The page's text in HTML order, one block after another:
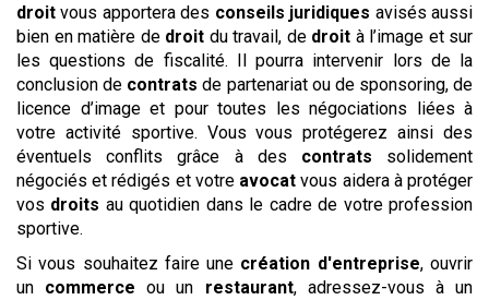
droit vous apportera des conseils juridiques avisés aussi
bien en matière de droit du travail, de droit à l’image et sur
les questions de fiscalité. Il pourra intervenir lors de la
conclusion de contrats de partenariat ou de sponsoring, de
licence d’image et pour toutes les négociations liées à
votre activité sportive. Vous vous protégerez ainsi des
éventuels conflits grâce à des contrats solidement
négociés et rédigés et votre avocat vous aidera à protéger
vos droits au quotidien dans le cadre de votre profession
sportive.
Si vous souhaitez faire une création d'entreprise, ouvrir
un commerce ou un restaurant, adressez-vous à un